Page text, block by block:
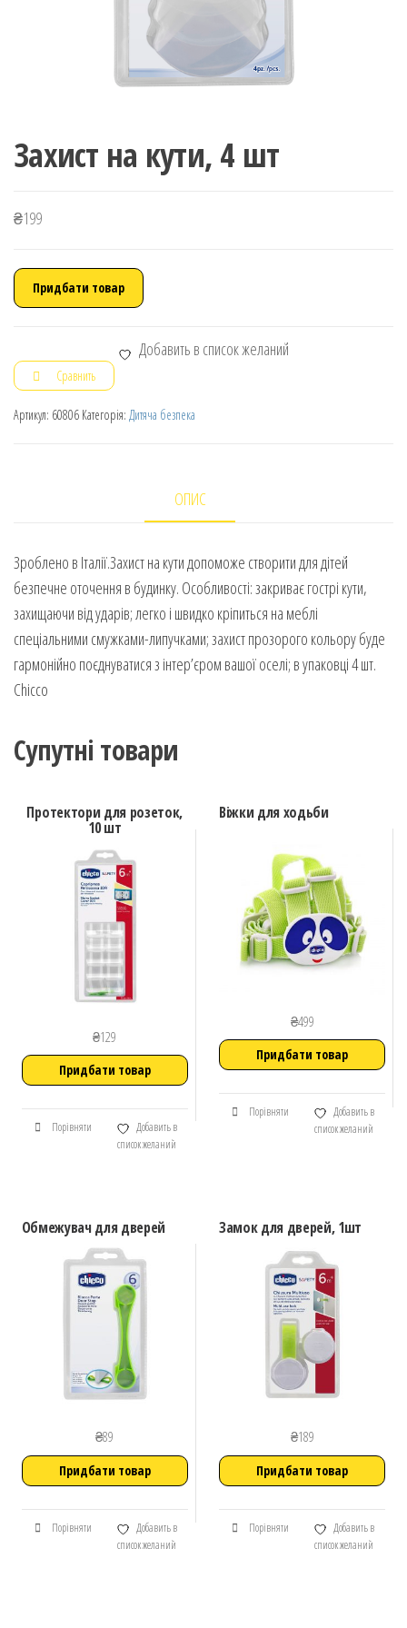
Захист на кути, 4 шт
₴199
Придбати товар
Добавить в список желаний
Сравнить
Артикул: 60806 Категорія: Дитяча безпека
ОПИС
Зроблено в Італії.Захист на кути допоможе створити для дітей
безпечне оточення в будинку. Особливості: закриває гострі кути,
захищаючи від ударів; легко і швидко кріпиться на меблі
спеціальними смужками-липучками; захист прозорого кольору буде
гармонійно поєднуватися з інтер’єром вашої оселі; в упаковці 4 шт.
Chicco
Супутні товари
Протектори для розеток,
10 шт
₴129
Придбати товар
Порівняти
Добавить в
список желаний
Віжки для ходьби
₴499
Придбати товар
Порівняти
Добавить в
список желаний
Обмежувач для дверей
₴89
Придбати товар
Порівняти
Добавить в
список желаний
Замок для дверей, 1шт
₴189
Придбати товар
Порівняти
Добавить в
список желаний